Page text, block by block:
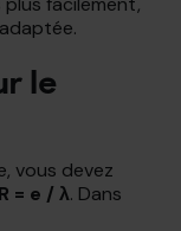
le
vous devez
R = e / λ. Dans